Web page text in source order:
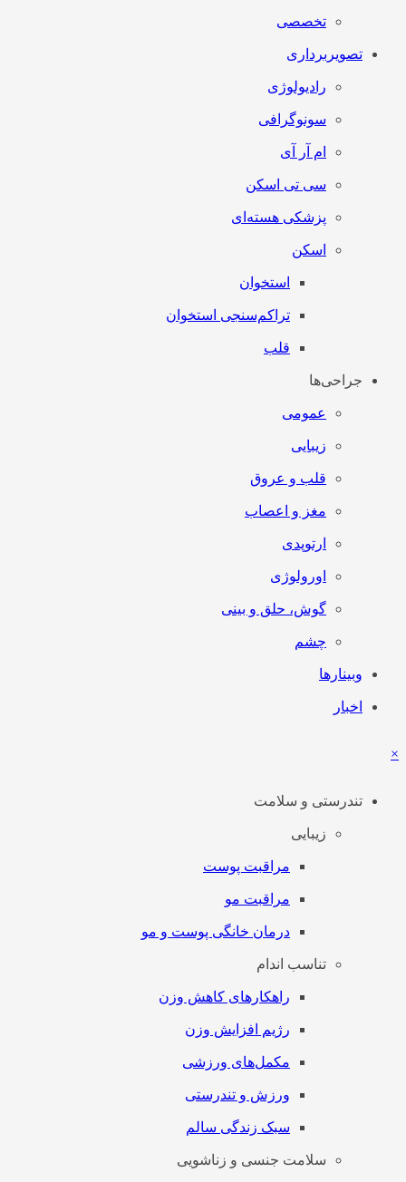
تخصصی
تصویربرداری
رادیولوژی
سونوگرافی
ام آر آی
سی تی اسکن
پزشکی هسته‌ای
اسکن
استخوان
تراکم‌سنجی استخوان
قلب
جراحی‌ها
عمومی
زیبایی
قلب و عروق
مغز و اعصاب
ارتوپدی
اورولوژی
گوش، حلق و بینی
چشم
وبینارها
اخبار
×
تندرستی و سلامت
زیبایی
مراقبت پوست
مراقبت مو
درمان خانگی پوست و مو
تناسب اندام
راهکارهای کاهش وزن
رژیم افزایش وزن
مکمل‌های ورزشی
ورزش و تندرستی
سبک زندگی سالم
سلامت جنسی و زناشویی